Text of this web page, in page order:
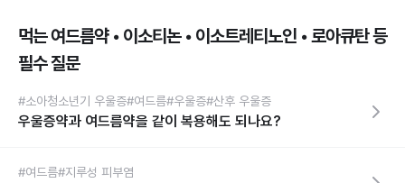
먹는 여드름약 • 이소티논 • 이소트레티노인 • 로아큐탄 등
필수 질문
#소아청소년기 우울증#여드름#우울증#산후 우울증
우울증약과 여드름약을 같이 복용해도 되나요?
#여드름#지루성 피부염